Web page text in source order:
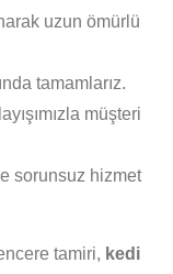
uzun ömürlü
tamamlarız.
müşteri
sorunsuz hizmet
tamiri, kedi